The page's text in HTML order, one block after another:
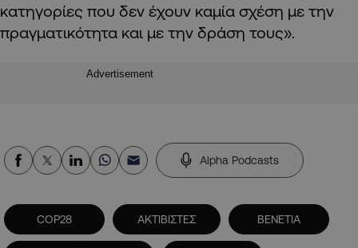
κατηγορίες που δεν έχουν καμία σχέση με την
πραγματικότητα και με την δράση τους».
Advertisement
Alpha Podcasts
COP28 ΑΚΤΙΒΙΣΤΕΣ ΒΕΝΕΤΙΑ